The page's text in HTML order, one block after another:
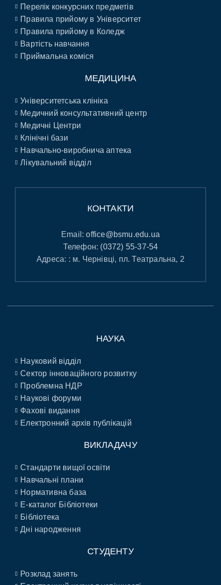
Перелік конкурсних предметів
Правила прийому в Університет
Правила прийому в Коледж
Вартість навчання
Приймальна коміся
МЕДИЦИНА
Університетська клініка
Медичний консультативний центр
Медичні Центри
Клінічні бази
Навчально-виробнича аптека
Лікувальний відділ
КОНТАКТИ
Email:office@bsmu.edu.ua
Телефон: (0372) 55-37-54
Адреса: : м. Чернівці, пл. Театральна, 2
НАУКА
Науковий відділ
Сектор інноваційного розвитку
Проблемна НДР
Наукові форуми
Фахові видання
Електронний архів публікацій
ВИКЛАДАЧУ
Стандарти вищої освіти
Навчальні плани
Нормативна база
E-каталог Бібліотеки
Бібліотека
Дні народження
СТУДЕНТУ
Розклад занять